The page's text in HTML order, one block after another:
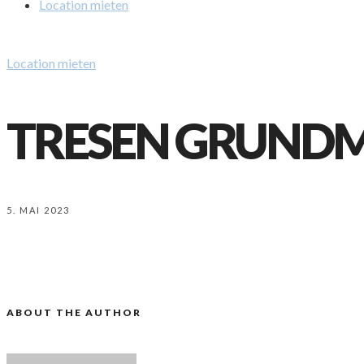
Location mieten
Location mieten
TRESEN
5. MAI 2023
ABOUT THE AUTHOR